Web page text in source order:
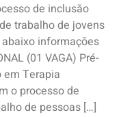
de inclusão
trabalho de jovens
informações
(01 VAGA) Pré-
em Terapia
o processo de
de pessoas […]